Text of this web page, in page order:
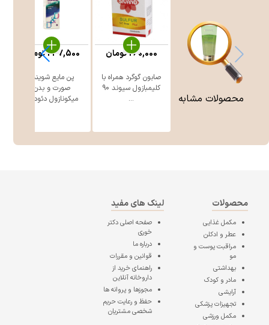
محصولات مشابه
صابون گوگرد همراه با
کلیمبازول سیوند 90
...
260,000تومان
پن مایع شوینده
صورت و بدن
میکونازول دئود ...
247,500تومان
محصولات
مکمل غذایی
عطر و ادکلن
مراقبت پوست و
مو
بهداشتی
مادر و کودک
آرایشی
تجهیزات پزشکی
مکمل ورزشی
لینک های مفید
صفحه اصلیدکتر
خوری
درباره ما
قوانین و مقررات
راهنمای خرید از
داروخانه آنلاین
مجوزها و پروانه ها
حفظ و رعایت حریم
شخصی مشتریان